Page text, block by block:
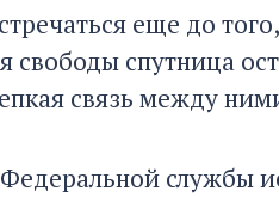
еще до
свободы спутница
связь между
службы